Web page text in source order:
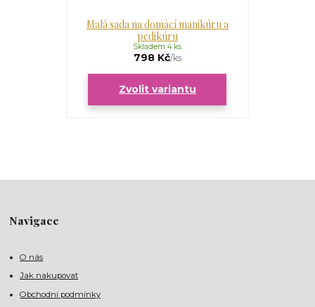
Malá sada na domácí manikúru a
pedikúru
798 Kč/ks
Skladem 4 ks
Zvolit variantu
Navigace
O nás
Jak nakupovat
Obchodní podmínky